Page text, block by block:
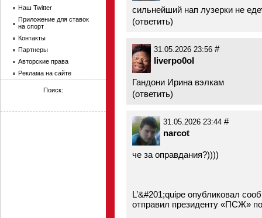
сильнейший нап лузерки не
(ответить)
31.05.2026 23:56 #
liverpo0ol
Гандони Ирина вэлкам
(ответить)
31.05.2026 23:44 #
narcot
че за оправдания?))))
L’&#201;quipe опубликовал
отправил президенту «ПСЖ»
Наш Twitter
Приложение для ставок
на спорт
Контакты
Партнеры
Авторские права
Реклама на сайте
Поиск: